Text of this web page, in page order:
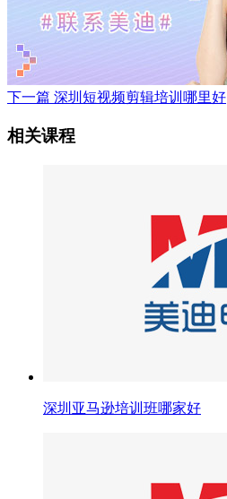
下一篇 深圳短视频剪辑培训哪里好
相关课程
深圳亚马逊培训班哪家好